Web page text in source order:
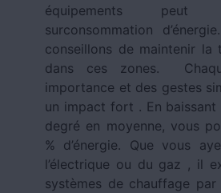
équipements peut
surconsommation
conseillons de maintenir la
dans ces zones.
importance et des gestes
un impact fort . En baissant
degré en moyenne, vous
% d’énergie. Que vous
l’électrique ou du gaz , il
systèmes de chauffage